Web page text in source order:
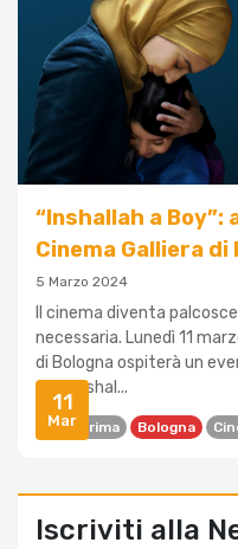
11
Mar
“Inshallah a
Cinema Galliera di
5 Marzo 2024
Il cinema diventa
necessaria. Lunedì 11
di Bologna ospiterà un
film "Inshal...
Anteprima Bologna
Iscriviti alla